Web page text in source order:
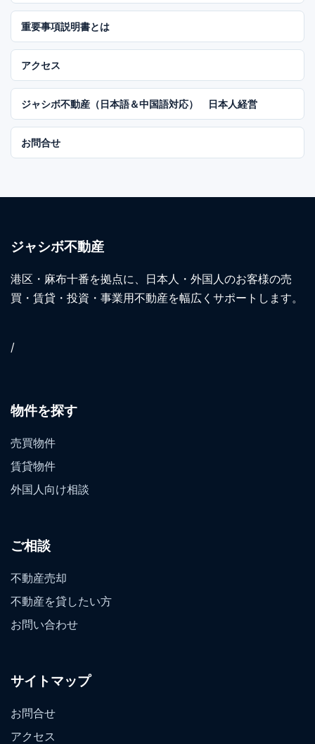
重要事項説明書とは
アクセス
ジャシボ不動産（日本語＆中国語対応） 日本人経営
お問合せ
ジャシボ不動産
港区・麻布十番を拠点に、日本人・外国人のお客様の売
買・賃貸・投資・事業用不動産を幅広くサポートします。
/
物件を探す
売買物件
賃貸物件
外国人向け相談
ご相談
不動産売却
不動産を貸したい方
お問い合わせ
サイトマップ
お問合せ
アクセス